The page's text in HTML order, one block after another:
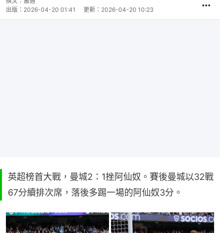
出版： 2026-04-20 01:41 更新： 2026-04-20 10:23
英超榜首大戰，曼城2：1挫阿仙奴。賽後曼城以32戰
67分續排次席，落後多踢一場的阿仙奴3分。